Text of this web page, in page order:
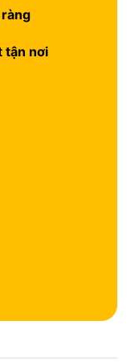
tận nơi